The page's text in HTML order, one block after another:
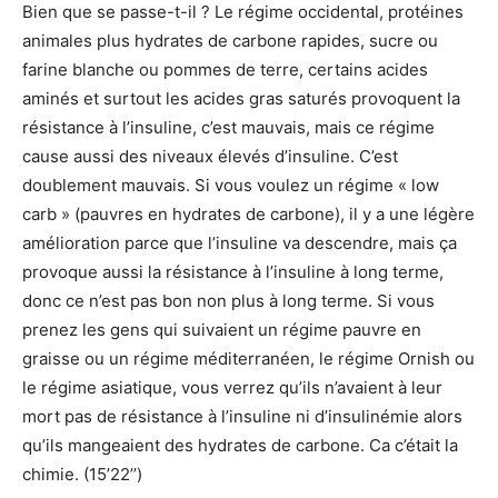
Bien que se passe-t-il ? Le régime occidental, protéines
animales plus hydrates de carbone rapides, sucre ou
farine blanche ou pommes de terre, certains acides
aminés et surtout les acides gras saturés provoquent la
résistance à l’insuline, c’est mauvais, mais ce régime
cause aussi des niveaux élevés d’insuline. C’est
doublement mauvais. Si vous voulez un régime « low
carb » (pauvres en hydrates de carbone), il y a une légère
amélioration parce que l’insuline va descendre, mais ça
provoque aussi la résistance à l’insuline à long terme,
donc ce n’est pas bon non plus à long terme. Si vous
prenez les gens qui suivaient un régime pauvre en
graisse ou un régime méditerranéen, le régime Ornish ou
le régime asiatique, vous verrez qu’ils n’avaient à leur
mort pas de résistance à l’insuline ni d’insulinémie alors
qu’ils mangeaient des hydrates de carbone. Ca c’était la
chimie. (15’22’’)